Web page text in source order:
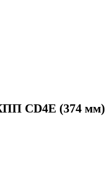
CD4E (374 мм)